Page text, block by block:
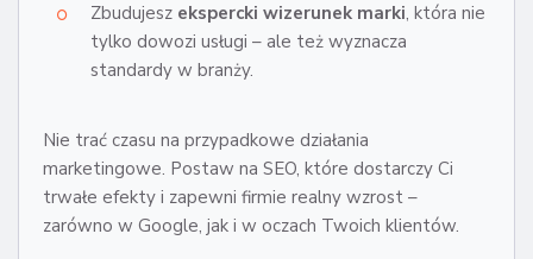
Zbudujesz ekspercki wizerunek marki, która nie
tylko dowozi usługi – ale też wyznacza
standardy w branży.
Nie trać czasu na przypadkowe działania
marketingowe. Postaw na SEO, które dostarczy Ci
trwałe efekty i zapewni firmie realny wzrost –
zarówno w Google, jak i w oczach Twoich klientów.